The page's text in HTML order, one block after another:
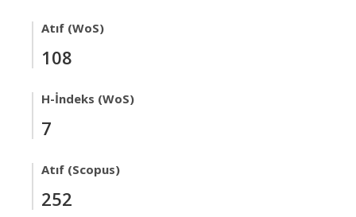
Atıf (WoS)
108
H-İndeks (WoS)
7
Atıf (Scopus)
252